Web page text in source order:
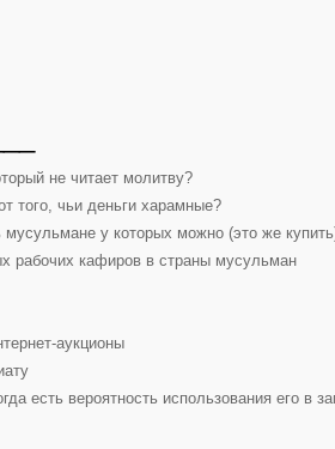
не читает молитву?
того, чьи деньги харамные?
мусульмане у которых можно (это же
рабочих кафиров в страны мусульман
аукционы
есть вероятность использования его в